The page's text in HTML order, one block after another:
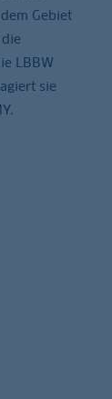
Gebiet
LBBW
sie